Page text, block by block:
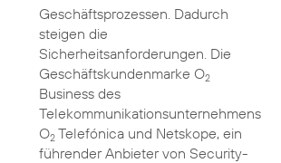
Geschäftsprozessen. Dadurch
steigen die
Sicherheitsanforderungen. Die
Geschäftskundenmarke O2
Business des
Telekommunikationsunternehmens
O2Telefónica und Netskope, ein
führender Anbieter von Security-